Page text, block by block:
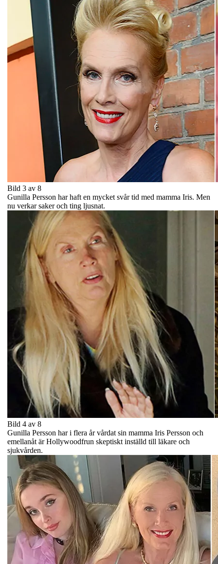
Bild 3 av 8
Gunilla Persson har haft en mycket svår tid med mamma Iris. Men
nu verkar saker och ting ljusnat.
Bild 4 av 8
Gunilla Persson har i flera år vårdat sin mamma Iris Persson och
emellanåt är Hollywoodfrun skeptiskt inställd till läkare och
sjukvården.